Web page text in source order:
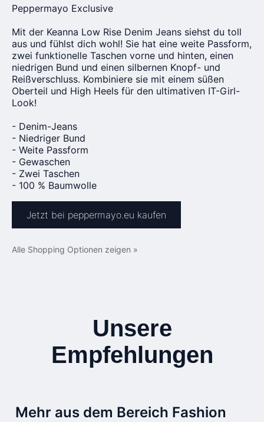
Peppermayo Exclusive
Mit der Keanna Low Rise Denim Jeans siehst du toll
aus und fühlst dich wohl! Sie hat eine weite Passform,
zwei funktionelle Taschen vorne und hinten, einen
niedrigen Bund und einen silbernen Knopf- und
Reißverschluss. Kombiniere sie mit einem süßen
Oberteil und High Heels für den ultimativen IT-Girl-
Look!
- Denim-Jeans
- Niedriger Bund
- Weite Passform
- Gewaschen
- Zwei Taschen
- 100 % Baumwolle
Jetzt bei peppermayo.eu kaufen
Alle Shopping Optionen zeigen »
Unsere
Empfehlungen
Mehr aus dem Bereich Fashion